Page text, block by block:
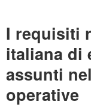
I requisiti
italiana di
assunti
operative